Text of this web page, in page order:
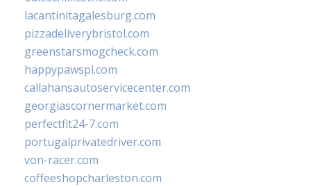
lacantinitagalesburg.com
pizzadeliverybristol.com
greenstarsmogcheck.com
happypawspl.com
callahansautoservicecenter.com
georgiascornermarket.com
perfectfit24-7.com
portugalprivatedriver.com
von-racer.com
coffeeshopcharleston.com